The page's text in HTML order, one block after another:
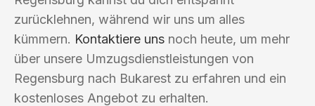
zurücklehnen, während wir uns um alles
kümmern. Kontaktiere uns noch heute, um mehr
über unsere Umzugsdienstleistungen von
Regensburg nach Bukarest zu erfahren und ein
kostenloses Angebot zu erhalten.